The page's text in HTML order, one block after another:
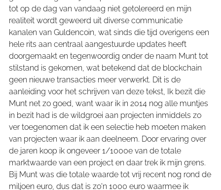
tot op de dag van vandaag niet getolereerd en mijn
realiteit wordt geweerd uit diverse communicatie
kanalen van Guldencoin, wat sinds die tijd overigens een
hele rits aan centraal aangestuurde updates heeft
doorgemaakt en tegenwoordig onder de naam Munt tot
stilstand is gekomen, wat betekend dat de blockchain
geen nieuwe transacties meer verwerkt. Dit is de
aanleiding voor het schrijven van deze tekst, Ik bezit die
Munt net zo goed, want waar ik in 2014 nog alle muntjes
in bezit had is de wildgroei aan projecten inmiddels zo
ver toegenomen dat ik een selectie heb moeten maken
van projecten waar ik aan deelneem. Door ervaring over
de jaren koop ik ongeveer 1/1000e van de totale
marktwaarde van een project en daar trek ik mijn grens.
Bij Munt was die totale waarde tot vrij recent nog rond de
miljoen euro, dus dat is zo'n 1000 euro waarmee ik